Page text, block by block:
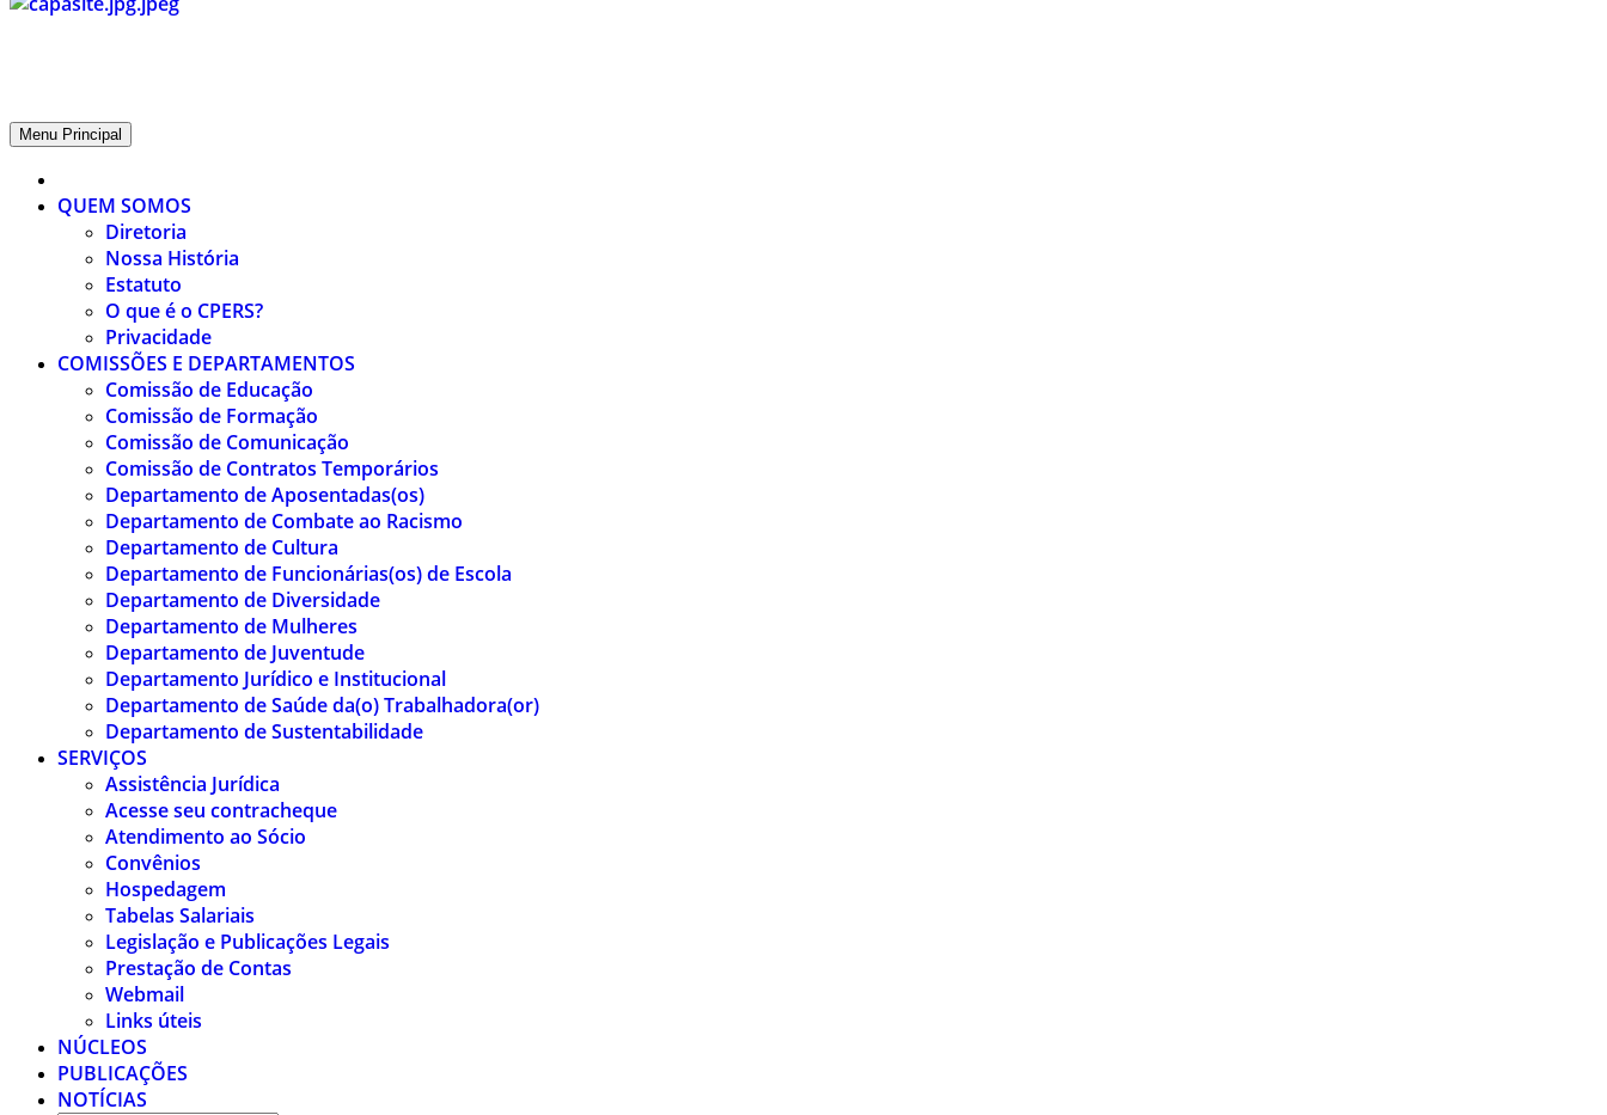
CPERS – Sindicato
CPERS – Sindicato dos Professores e Funcionários de escola do Estado do Rio Grande do Sul
Menu Principal
QUEM SOMOS
Diretoria
Nossa História
Estatuto
O que é o CPERS?
Privacidade
COMISSÕES E DEPARTAMENTOS
Comissão de Educação
Comissão de Formação
Comissão de Comunicação
Comissão de Contratos Temporários
Departamento de Aposentadas(os)
Departamento de Combate ao Racismo
Departamento de Cultura
Departamento de Funcionárias(os) de Escola
Departamento de Diversidade
Departamento de Mulheres
Departamento de Juventude
Departamento Jurídico e Institucional
Departamento de Saúde da(o) Trabalhadora(or)
Departamento de Sustentabilidade
SERVIÇOS
Assistência Jurídica
Acesse seu contracheque
Atendimento ao Sócio
Convênios
Hospedagem
Tabelas Salariais
Legislação e Publicações Legais
Prestação de Contas
Webmail
Links úteis
NÚCLEOS
PUBLICAÇÕES
NOTÍCIAS